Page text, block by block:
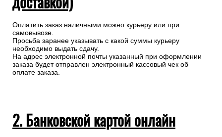
Оплатить заказ наличными можно курьеру или при
самовывозе.
Просьба заранее указывать с какой суммы курьеру
необходимо выдать сдачу.
На адрес электронной почты указанный при оформлении
заказа будет отправлен электронный кассовый чек об
оплате заказа.
2. Банковской картой онлайн